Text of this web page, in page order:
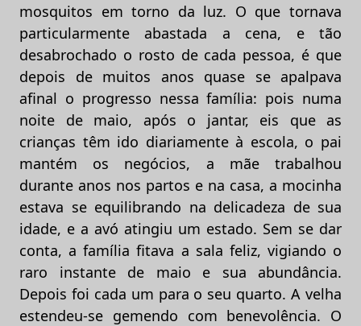
mosquitos em torno da luz. O que tornava
particularmente abastada a cena, e tão
desabrochado o rosto de cada pessoa, é que
depois de muitos anos quase se apalpava
afinal o progresso nessa família: pois numa
noite de maio, após o jantar, eis que as
crianças têm ido diariamente à escola, o pai
mantém os negócios, a mãe trabalhou
durante anos nos partos e na casa, a mocinha
estava se equilibrando na delicadeza de sua
idade, e a avó atingiu um estado. Sem se dar
conta, a família fitava a sala feliz, vigiando o
raro instante de maio e sua abundância.
Depois foi cada um para o seu quarto. A velha
estendeu-se gemendo com benevolência. O